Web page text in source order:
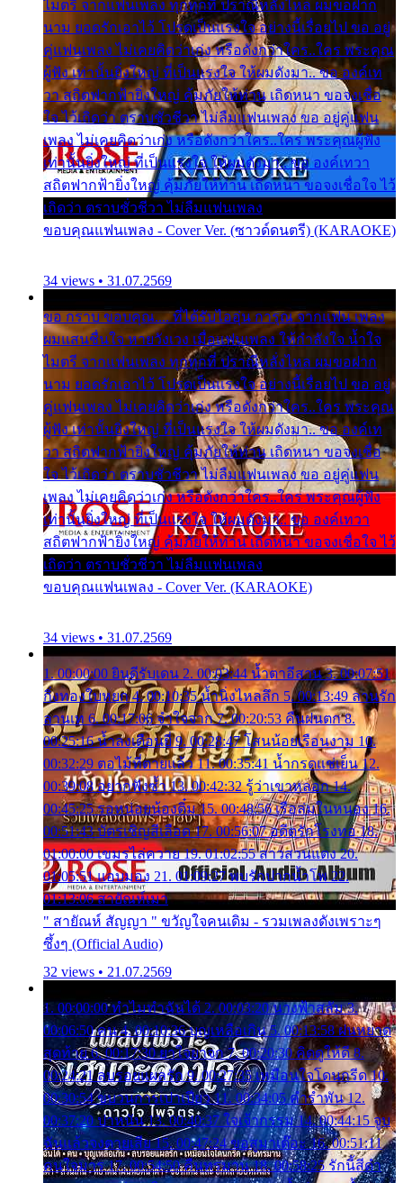
ไมตรี จากแฟนเพลง ทุกทุกที่ ปราณีหลั่งไหล ผมขอฝาก
นาม ยอดรักเอาไว้ โปรดเป็นแรงใจ อย่างนี้เรื่อยไป ขอ อยู่
คู่แฟนเพลง ไม่เคยคิดว่าเก่ง หรือดังกว่าใคร..ใคร พระคุณ
ผู้ฟัง เท่านั้นยิ่งใหญ่ ที่เป็นแรงใจ ให้ผมดังมา.. ขอ องค์เท
วา สถิตฟากฟ้ายิ่งใหญ่ คุ้มภัยให้ท่าน เถิดหนา ขอจงเชื่อ
ใจ ไว้เถิดว่า ตราบชั่วชีวา ไม่ลืมแฟนเพลง ขอ อยู่คู่แฟน
เพลง ไม่เคยคิดว่าเก่ง หรือดังกว่าใคร..ใคร พระคุณผู้ฟัง
เท่านั้นยิ่งใหญ่ ที่เป็นแรงใจ ให้ผมดังมา.. ขอ องค์เทวา
สถิตฟากฟ้ายิ่งใหญ่ คุ้มภัยให้ท่าน เถิดหนา ขอจงเชื่อใจ ไว้
เถิดว่า ตราบชั่วชีวา ไม่ลืมแฟนเพลง
ขอบคุณแฟนเพลง - Cover Ver. (ซาวด์ดนตรี) (KARAOKE)
34 views • 31.07.2569
ขอ กราบ ขอบคุณ.... ที่ได้รับไออุ่น การุณ จากแฟน เพลง
ผมแสนชื่นใจ หายวังเวง เมื่อแฟนเพลง ให้กำลังใจ น้ำใจ
ไมตรี จากแฟนเพลง ทุกทุกที่ ปราณีหลั่งไหล ผมขอฝาก
นาม ยอดรักเอาไว้ โปรดเป็นแรงใจ อย่างนี้เรื่อยไป ขอ อยู่
คู่แฟนเพลง ไม่เคยคิดว่าเก่ง หรือดังกว่าใคร..ใคร พระคุณ
ผู้ฟัง เท่านั้นยิ่งใหญ่ ที่เป็นแรงใจ ให้ผมดังมา.. ขอ องค์เท
วา สถิตฟากฟ้ายิ่งใหญ่ คุ้มภัยให้ท่าน เถิดหนา ขอจงเชื่อ
ใจ ไว้เถิดว่า ตราบชั่วชีวา ไม่ลืมแฟนเพลง ขอ อยู่คู่แฟน
เพลง ไม่เคยคิดว่าเก่ง หรือดังกว่าใคร..ใคร พระคุณผู้ฟัง
เท่านั้นยิ่งใหญ่ ที่เป็นแรงใจ ให้ผมดังมา.. ขอ องค์เทวา
สถิตฟากฟ้ายิ่งใหญ่ คุ้มภัยให้ท่าน เถิดหนา ขอจงเชื่อใจ ไว้
เถิดว่า ตราบชั่วชีวา ไม่ลืมแฟนเพลง
ขอบคุณแฟนเพลง - Cover Ver. (KARAOKE)
34 views • 31.07.2569
1. 00:00:00 ยินดีรับเดน 2. 00:03:44 น้ำตาอีสาน 3. 00:07:51
กิ่งทองใบหยก 4. 00:10:35 น้ำนิ่งไหลลึก 5. 00:13:49 ลานรัก
ลานเท 6. 00:17:06 จำใจจาก 7. 00:20:53 คืนฝนตก 8.
00:25:16 น้ำลงเดือนยี่ 9. 00:28:47 โสนน้อยเรือนงาม 10.
00:32:29 ตอไม้ที่ตายแล้ว 11. 00:35:41 น้ำกรดแช่เย็น 12.
00:39:08 อยากฟังซ้ำ 13. 00:42:32 รู้ว่าเขาหลอก 14.
00:45:25 รอหน่อยน้องติ๋ม 15. 00:48:56 เรือล่มในหนอง 16.
00:51:43 บัตรเชิญสีเลือด 17. 00:56:07 อดีตรักโรงทอ 18.
01:00:00 เขมรไล่ควาย 19. 01:02:55 สาวสวนแตง 20.
01:05:51 แอบมอง 21. 01:09:27 พบรักปากน้ำโพ 22.
01:13:06 สายัณห์เมา
" สายัณห์ สัญญา " ขวัญใจคนเดิม - รวมเพลงดังเพราะๆ
ซึ้งๆ (Official Audio)
32 views • 21.07.2569
1. 00:00:00 ทำไมทำฉันได้ 2. 00:03:20 นางฟ้าสลัม 3.
00:06:50 คน 4. 00:10:36 บุญเหลือเกิน 5. 00:13:58 ฝนหยาด
สุดท้าย 6. 00:17:30 ยาใจยาจก 7. 00:20:30 คิดดูให้ดี 8.
00:24:21 ลบรอยแผลรัก 9. 00:27:35 เหมือนใจโดนกรีด 10.
00:30:54 ขบวนการเปาเปียว 11. 00:34:05 คำรำพัน 12.
00:37:20 ปาหนัน 13. 00:40:37 ใจเจ้ากรรม 14. 00:44:15 จูบ
ฉันแล้วจงตายเสีย 15. 00:47:24 ขอสูมาเต๊อะ 16. 00:51:11
คนใจมาร 17. 00:54:50 คืนทรมาน 18. 00:58:25 รักนี้สีดำ